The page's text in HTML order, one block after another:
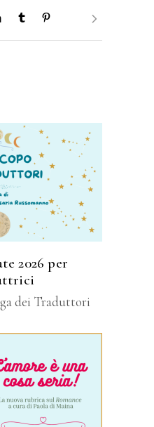
2026 per
dei Traduttori